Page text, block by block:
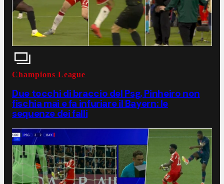
Champions League
Due tocchi di braccio del Psg, Pinheiro non
fischia mai e fa infuriare il Bayern: le
sequenze dei falli